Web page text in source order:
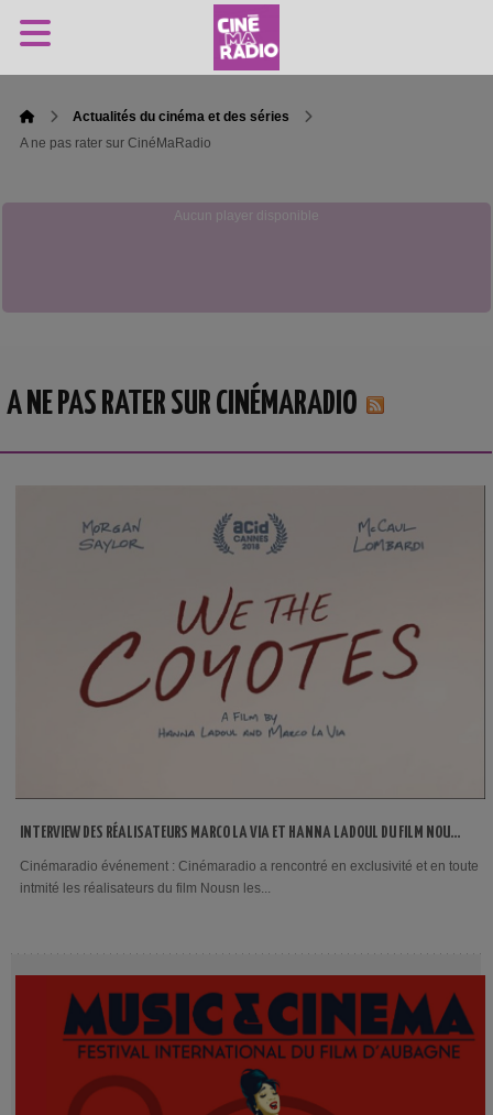
Actualités du cinéma et des séries
A ne pas rater sur CinéMaRadio
Aucun player disponible
A NE PAS RATER SUR CINÉMARADIO
INTERVIEW DES RÉALISATEURS MARCO LA VIA ET HANNA LADOUL DU FILM NOUS,
LES COYOTES
Cinémaradio événement : Cinémaradio a rencontré en exclusivité et en toute
intmité les réalisateurs du film Nousn les...